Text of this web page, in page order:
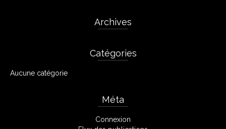
Archives
Catégories
Aucune catégorie
Méta
Connexion